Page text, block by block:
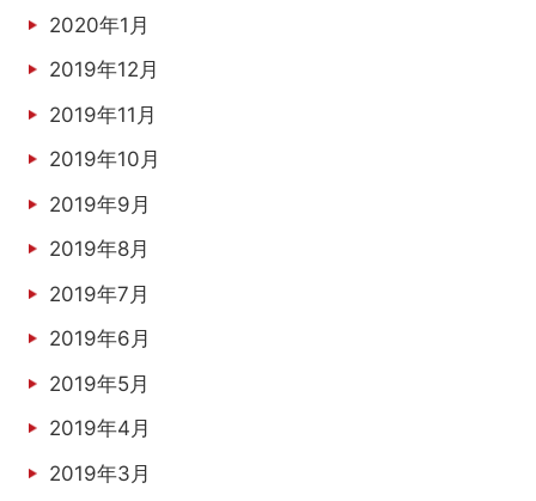
2020年1月
2019年12月
2019年11月
2019年10月
2019年9月
2019年8月
2019年7月
2019年6月
2019年5月
2019年4月
2019年3月